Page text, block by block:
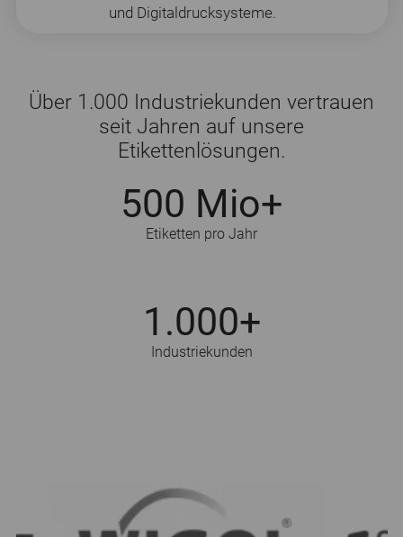
und Digitaldrucksysteme.
Über 1.000 Industriekunden vertrauen
seit Jahren auf unsere
Etikettenlösungen.
500 Mio+
Etiketten pro Jahr
1.000+
Industriekunden